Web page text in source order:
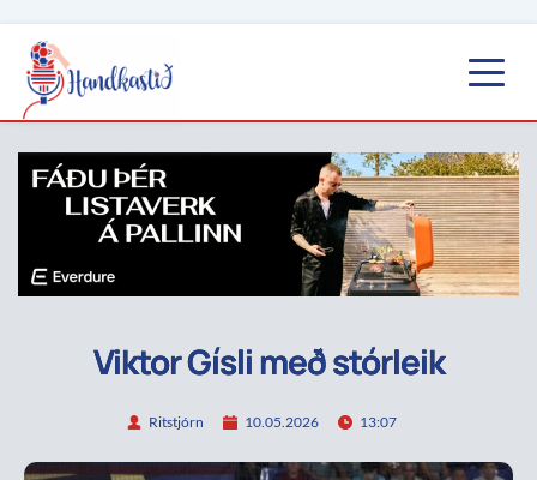
Viktor Gísli með stórleik
Ritstjórn 10.05.2026 13:07